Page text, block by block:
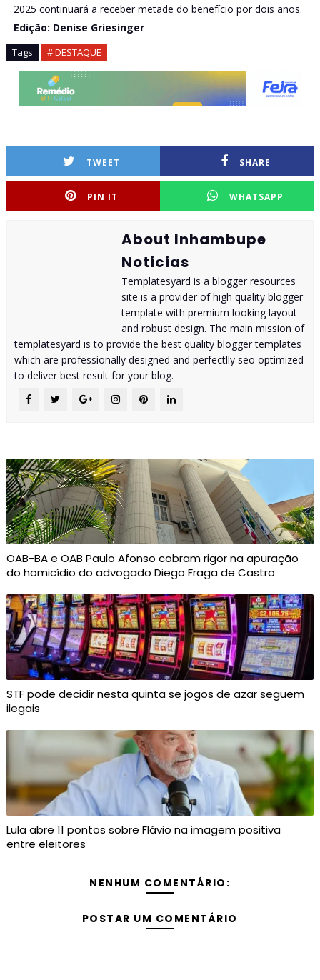
2025 continuará a receber metade do benefício por dois anos.
Edição: Denise Griesinger
Tags # DESTAQUE
TWEET SHARE
PIN IT WHATSAPP
About Inhambupe
Noticias
Templatesyard is a blogger resources
site is a provider of high quality blogger
template with premium looking layout
and robust design. The main mission of
templatesyard is to provide the best quality blogger templates
which are professionally designed and perfectlly seo optimized
to deliver best result for your blog.
OAB-BA e OAB Paulo Afonso cobram rigor na apuração
do homicídio do advogado Diego Fraga de Castro
STF pode decidir nesta quinta se jogos de azar seguem
ilegais
Lula abre 11 pontos sobre Flávio na imagem positiva
entre eleitores
NENHUM COMENTÁRIO:
POSTAR UM COMENTÁRIO